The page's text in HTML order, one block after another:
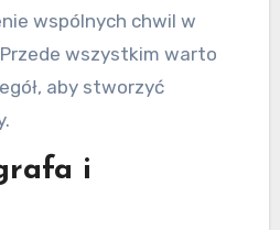
wspólnych chwil w
wszystkim warto
aby stworzyć
i